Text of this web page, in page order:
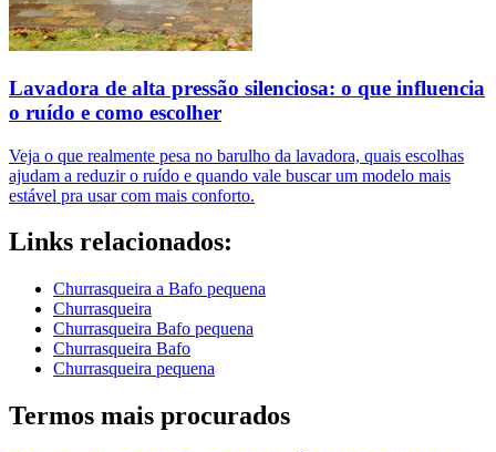
Lavadora de alta pressão silenciosa: o que influencia
o ruído e como escolher
Veja o que realmente pesa no barulho da lavadora, quais escolhas
ajudam a reduzir o ruído e quando vale buscar um modelo mais
estável pra usar com mais conforto.
Links relacionados:
Churrasqueira a Bafo pequena
Churrasqueira
Churrasqueira Bafo pequena
Churrasqueira Bafo
Churrasqueira pequena
Termos mais procurados